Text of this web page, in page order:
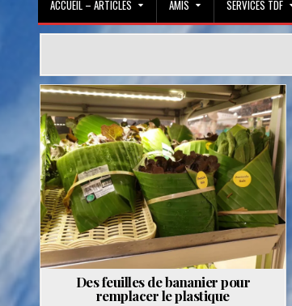
ACCUEIL – ARTICLES AMIS SERVICES TDF
Posted
in
Des feuilles de bananier pour
remplacer le plastique